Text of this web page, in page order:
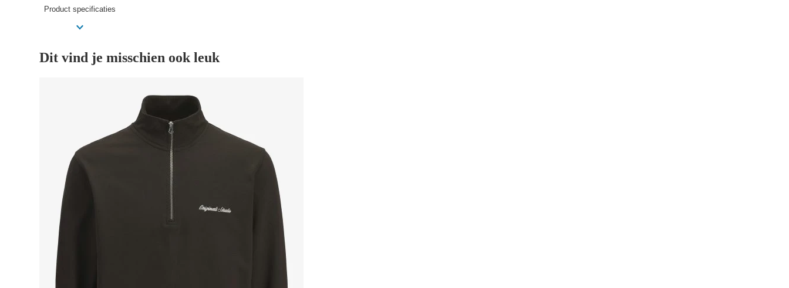
Product specificaties
Dit vind je misschien ook leuk